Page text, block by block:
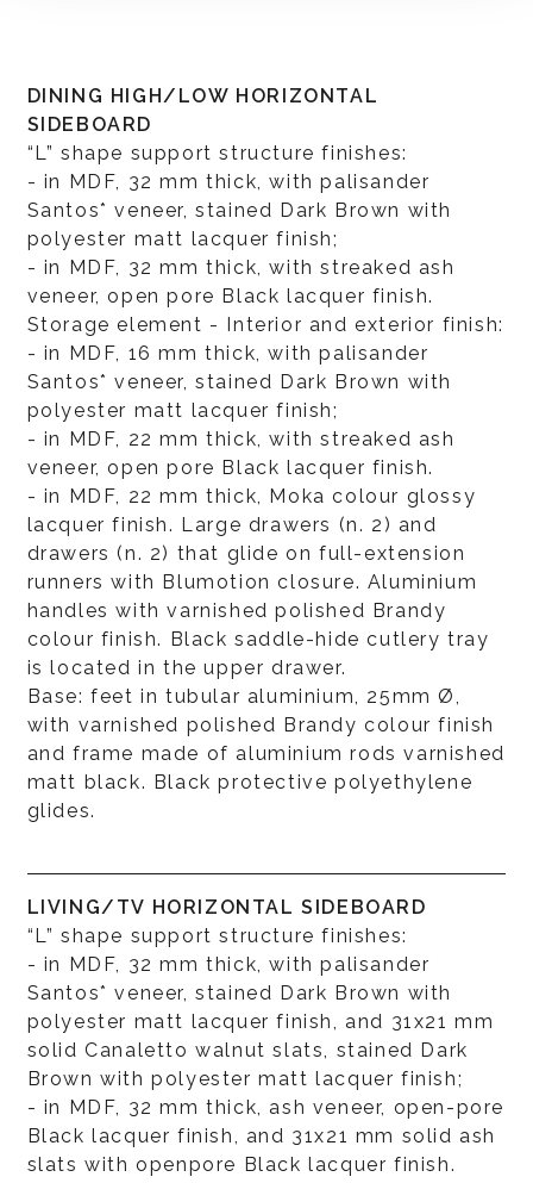
DINING HIGH/LOW HORIZONTAL
SIDEBOARD
“L” shape support structure finishes:
- in MDF, 32 mm thick, with palisander
Santos* veneer, stained Dark Brown with
polyester matt lacquer finish;
- in MDF, 32 mm thick, with streaked ash
veneer, open pore Black lacquer finish.
Storage element - Interior and exterior finish:
- in MDF, 16 mm thick, with palisander
Santos* veneer, stained Dark Brown with
polyester matt lacquer finish;
- in MDF, 22 mm thick, with streaked ash
veneer, open pore Black lacquer finish.
- in MDF, 22 mm thick, Moka colour glossy
lacquer finish. Large drawers (n. 2) and
drawers (n. 2) that glide on full-extension
runners with Blumotion closure. Aluminium
handles with varnished polished Brandy
colour finish. Black saddle-hide cutlery tray
is located in the upper drawer.
Base: feet in tubular aluminium, 25mm Ø,
with varnished polished Brandy colour finish
and frame made of aluminium rods varnished
matt black. Black protective polyethylene
glides.
LIVING/TV HORIZONTAL SIDEBOARD
“L” shape support structure finishes:
- in MDF, 32 mm thick, with palisander
Santos* veneer, stained Dark Brown with
polyester matt lacquer finish, and 31x21 mm
solid Canaletto walnut slats, stained Dark
Brown with polyester matt lacquer finish;
- in MDF, 32 mm thick, ash veneer, open-pore
Black lacquer finish, and 31x21 mm solid ash
slats with openpore Black lacquer finish.